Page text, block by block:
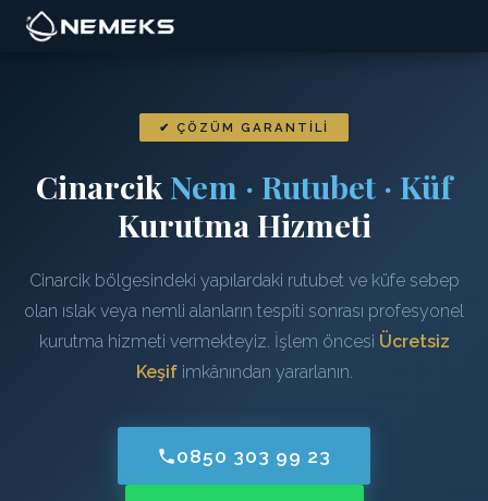
✔ ÇÖZÜM GARANTILI
Cinarcik Nem · Rutubet · Küf
Kurutma Hizmeti
Cinarcik bölgesindeki yapılardaki rutubet ve küfe sebep
olan ıslak veya nemli alanların tespiti sonrası profesyonel
kurutma hizmeti vermekteyiz. İşlem öncesi Ücretsiz
Keşifimkânından yararlanın.
0850 303 99 23